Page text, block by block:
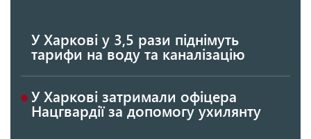
У Харкові у 3,5 рази піднімуть
тарифи на воду та каналізацію
У Харкові затримали офіцера
Нацгвардії за допомогу ухилянту